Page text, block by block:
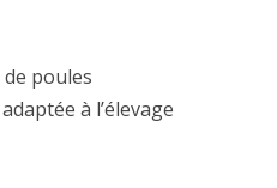
poules
à l’élevage